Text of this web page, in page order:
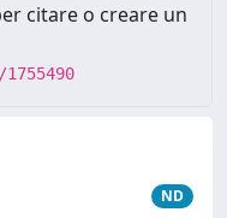
citare o creare un
ND